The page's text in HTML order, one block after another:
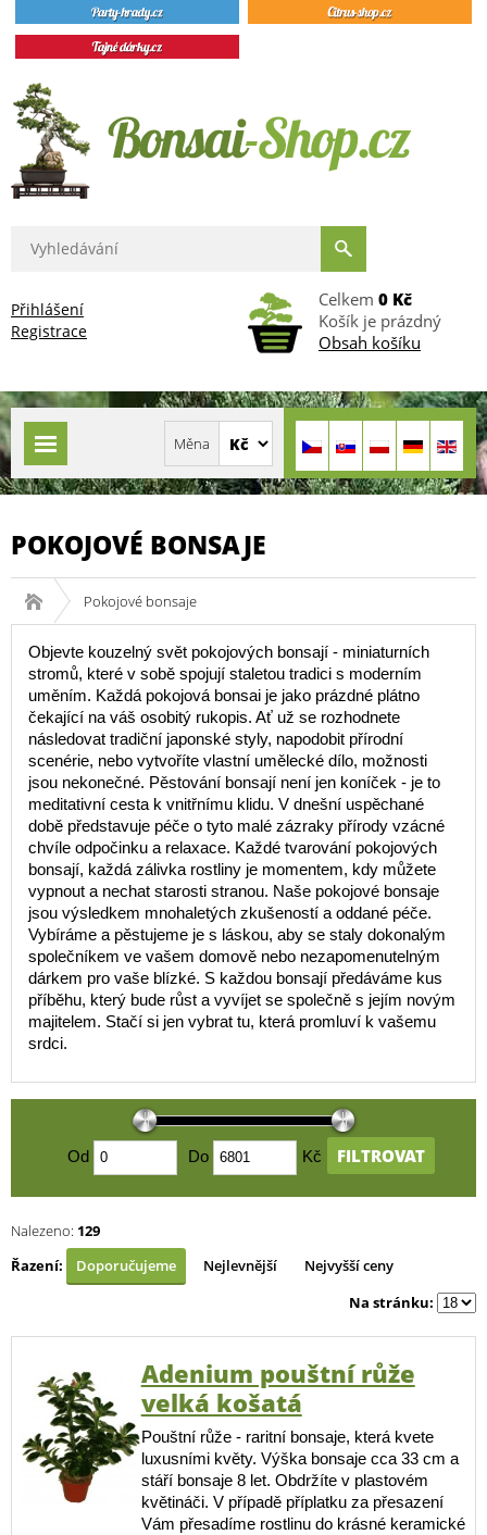
Přihlášení
Registrace
Celkem 0 Kč
Košík je prázdný
Obsah košíku
POKOJOVÉ BONSAJE
Pokojové bonsaje
Objevte kouzelný svět pokojových bonsají - miniaturních
stromů, které v sobě spojují staletou tradici s moderním
uměním. Každá pokojová bonsai je jako prázdné plátno
čekající na váš osobitý rukopis. Ať už se rozhodnete
následovat tradiční japonské styly, napodobit přírodní
scenérie, nebo vytvoříte vlastní umělecké dílo, možnosti
jsou nekonečné. Pěstování bonsají není jen koníček - je to
meditativní cesta k vnitřnímu klidu. V dnešní uspěchané
době představuje péče o tyto malé zázraky přírody vzácné
chvíle odpočinku a relaxace. Každé tvarování pokojových
bonsají, každá zálivka rostliny je momentem, kdy můžete
vypnout a nechat starosti stranou. Naše pokojové bonsaje
jsou výsledkem mnohaletých zkušeností a oddané péče.
Vybíráme a pěstujeme je s láskou, aby se staly dokonalým
společníkem ve vašem domově nebo nezapomenutelným
dárkem pro vaše blízké. S každou bonsají předáváme kus
příběhu, který bude růst a vyvíjet se společně s jejím novým
majitelem. Stačí si jen vybrat tu, která promluví k vašemu
srdci.
Od Do Kč FILTROVAT
Nalezeno: 129
Řazení:
Doporučujeme Nejlevnější
Nejvyšší ceny
Na stránku:
Adenium pouštní růže
velká košatá
Pouštní růže - raritní bonsaje, která kvete
luxusními květy. Výška bonsaje cca 33 cm a
stáří bonsaje 8 let. Obdržíte v plastovém
květináči. V případě příplatku za přesazení
Vám přesadíme rostlinu do krásné keramické